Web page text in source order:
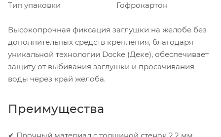
Тип упаковки Гофрокартон
Высокопрочная фиксация заглушки на желобе без
дополнительных средств крепления, благодаря
уникальной технологии Docke (Деке), обеспечивает
защиту от выбивания заглушки и просачивания
воды через край желоба.
Преимущества